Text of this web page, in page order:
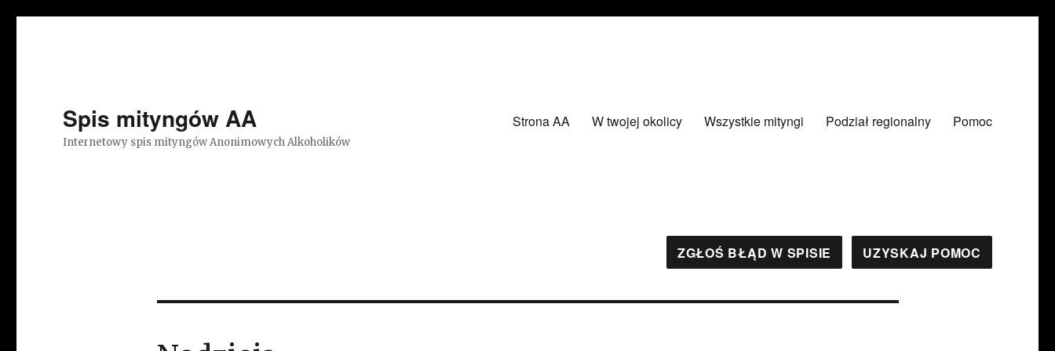
Spis mityngów AA
Internetowy spis mityngów Anonimowych Alkoholików
Strona AA W twojej okolicy Wszystkie mityngi Podział regionalny Pomoc
ZGŁOŚ BŁĄD W SPISIE UZYSKAJ POMOC